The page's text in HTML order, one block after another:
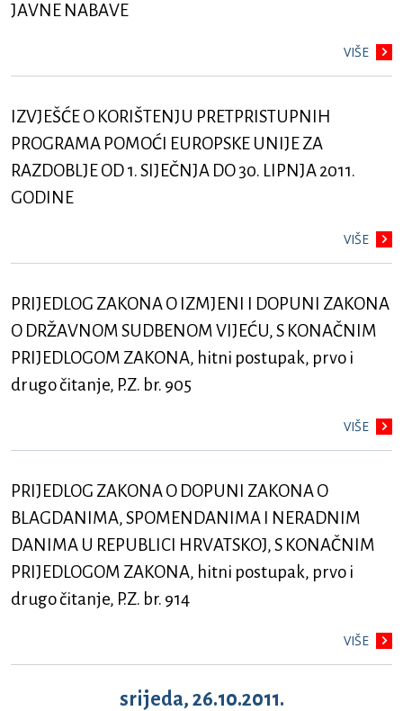
JAVNE NABAVE
VIŠE
IZVJEŠĆE O KORIŠTENJU PRETPRISTUPNIH
PROGRAMA POMOĆI EUROPSKE UNIJE ZA
RAZDOBLJE OD 1. SIJEČNJA DO 30. LIPNJA 2011.
GODINE
VIŠE
PRIJEDLOG ZAKONA O IZMJENI I DOPUNI ZAKONA
O DRŽAVNOM SUDBENOM VIJEĆU, S KONAČNIM
PRIJEDLOGOM ZAKONA, hitni postupak, prvo i
drugo čitanje, P.Z. br. 905
VIŠE
PRIJEDLOG ZAKONA O DOPUNI ZAKONA O
BLAGDANIMA, SPOMENDANIMA I NERADNIM
DANIMA U REPUBLICI HRVATSKOJ, S KONAČNIM
PRIJEDLOGOM ZAKONA, hitni postupak, prvo i
drugo čitanje, P.Z. br. 914
VIŠE
srijeda, 26.10.2011.